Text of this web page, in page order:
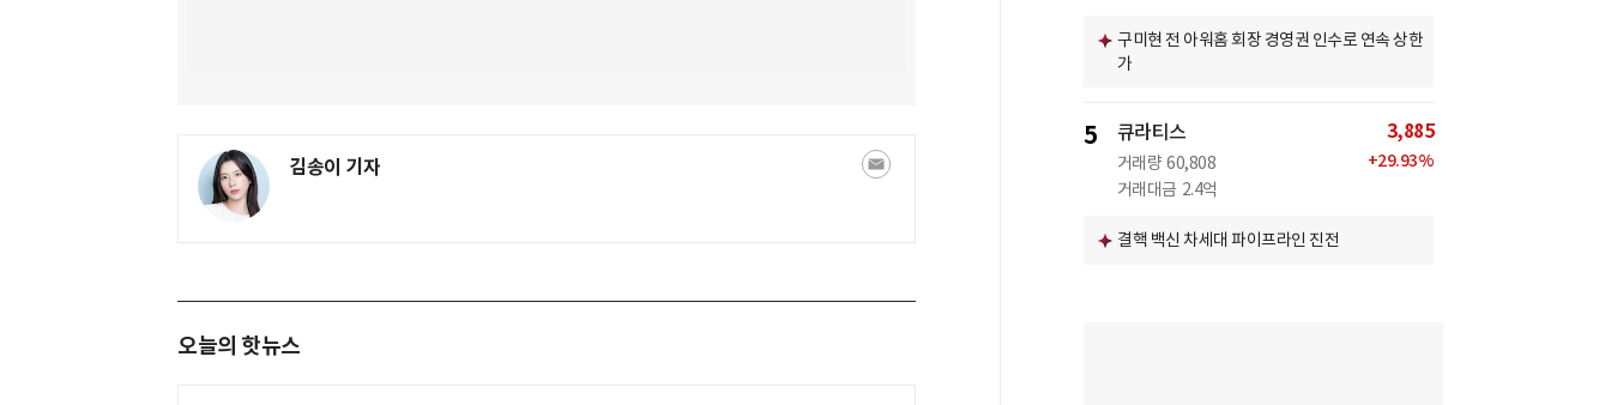
김송이 기자
오늘의 핫뉴스
구미현 전 아워홈 회장 경영권 인수로 연속 상한
가
5 큐라티스
거래량 60,808
거래대금 2.4억
3,885
+29.93%
결핵 백신 차세대 파이프라인 진전